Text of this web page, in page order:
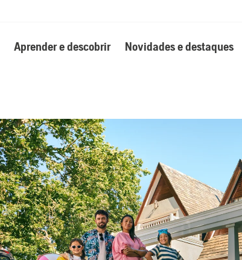
Aprender e descobrir Novidades e destaques